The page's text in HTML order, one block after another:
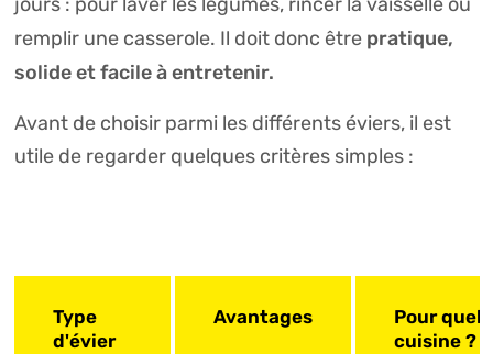
jours : pour laver les légumes, rincer la vaisselle ou
remplir une casserole. Il doit donc êtrepratique,
solide et facile à entretenir.
Avant de choisir parmi les différents éviers, il est
utile de regarder quelques critères simples :
Type
d'évier
Avantages
Pour
cuisine ?